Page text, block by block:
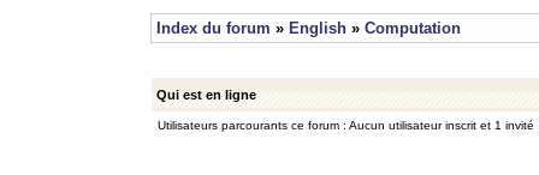
Index du forum » English » Computation
Qui est en ligne
Utilisateurs parcourants ce forum : Aucun utilisateur inscrit et 1 invité